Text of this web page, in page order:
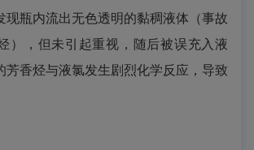
现瓶内流出无色透明的黏稠液体（事故
），但未引起重视，随后被误充入液
芳香烃与液氯发生剧烈化学反应，导致